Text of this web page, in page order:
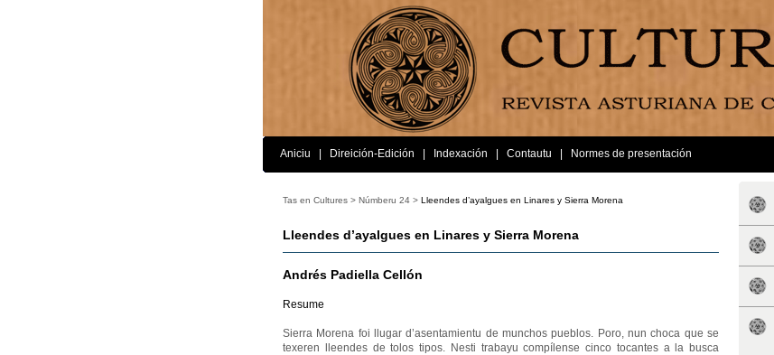
Aniciu Direición-Edición Indexación Contautu Normes de presentación
Tas en Cultures > Númberu 24 > Lleendes d’ayalgues en Linares y Sierra Morena
Lleendes d’ayalgues en Linares y Sierra Morena
Andrés Padiella Cellón
Resume
Sierra Morena foi llugar d’asentamientu de munchos pueblos. Poro, nun choca que se
texeren lleendes de tolos tipos. Nesti trabayu compílense cinco tocantes a la busca